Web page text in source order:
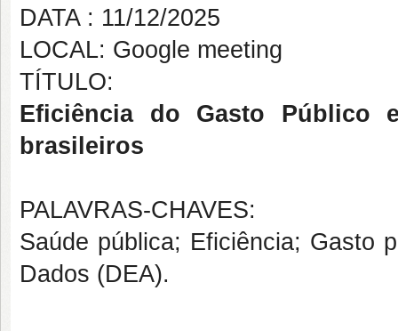
DATA : 11/12/2025
LOCAL: Google meeting
TÍTULO:
Eficiência do Gasto Público
brasileiros
PALAVRAS-CHAVES:
Saúde pública; Eficiência; Gasto
Dados (DEA).